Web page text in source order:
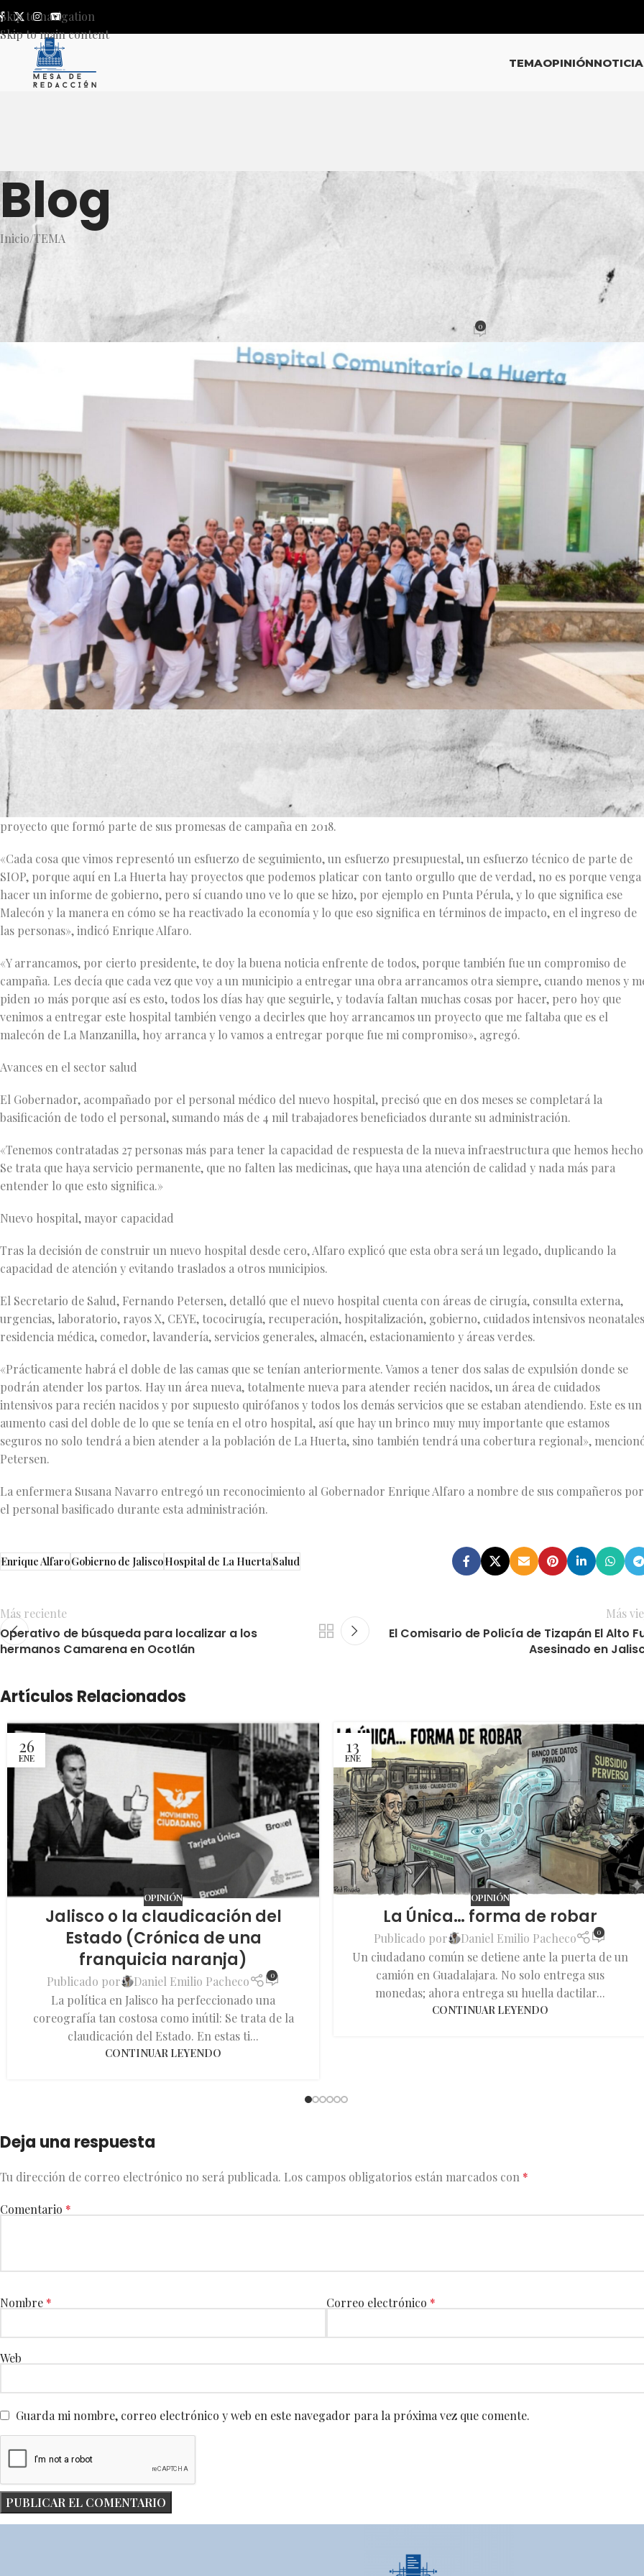
Skip to navigation
Skip to main content
TEMAOPINIÓN
Blog
Inicio TEMA
Nuevo Hospital de La Huerta, orgullo de la administración de
Activado 19 junio, 2024 0
El Gobernador del Estado de Jalisco, Enrique Alfaro Ramírez, inauguró hoy el Hospital de La Huerta, una obra con una
inversión superior a los 150 millones de pesos realizada por la Secretaría de Infraestructura y Obra Pública (SIOP).
Durante el evento, Alfaro ratificó su compromiso de continuar construyendo y entregando obras en la Costa Sur y Norte de
Jalisco en los últimos meses de su gobierno. Además, anunció el inicio de la construcción del malecón de La Manzanilla, un
proyecto que formó parte de sus promesas de campaña en 2018.
«Cada cosa que vimos representó un esfuerzo de seguimiento, un esfuerzo presupuestal, un esfuerzo técnico de parte de
SIOP, porque aquí en La Huerta hay proyectos que podemos platicar con tanto orgullo que de verdad, no es porque venga
hacer un informe de gobierno, pero sí cuando uno ve lo que se hizo, por ejemplo en Punta Pérula, y lo que significa ese
Malecón y la manera en cómo se ha reactivado la economía y lo que eso significa en términos de impacto, en el ingreso de
las personas», indicó Enrique Alfaro.
«Y arrancamos, por cierto presidente, te doy la buena noticia enfrente de todos, porque también fue un compromiso de
campaña. Les decía que cada vez que voy a un municipio a entregar una obra arrancamos otra siempre, cuando menos y
piden 10 más porque así es esto, todos los días hay que seguirle, y todavía faltan muchas cosas por hacer, pero hoy que
venimos a entregar este hospital también vengo a decirles que hoy arrancamos un proyecto que me faltaba que es el
malecón de La Manzanilla, hoy arranca y lo vamos a entregar porque fue mi compromiso», agregó.
Avances en el sector salud
El Gobernador, acompañado por el personal médico del nuevo hospital, precisó que en dos meses se completará la
basificación de todo el personal, sumando más de 4 mil trabajadores beneficiados durante su administración.
«Tenemos contratadas 27 personas más para tener la capacidad de respuesta de la nueva infraestructura que hemos
Se trata que haya servicio permanente, que no falten las medicinas, que haya una atención de calidad y nada más para
entender lo que esto significa.»
Nuevo hospital, mayor capacidad
Tras la decisión de construir un nuevo hospital desde cero, Alfaro explicó que esta obra será un legado, duplicando la
capacidad de atención y evitando traslados a otros municipios.
El Secretario de Salud, Fernando Petersen, detalló que el nuevo hospital cuenta con áreas de cirugía, consulta externa,
urgencias, laboratorio, rayos X, CEYE, tococirugía, recuperación, hospitalización, gobierno, cuidados intensivos
residencia médica, comedor, lavandería, servicios generales, almacén, estacionamiento y áreas verdes.
«Prácticamente habrá el doble de las camas que se tenían anteriormente. Vamos a tener dos salas de expulsión donde se
podrán atender los partos. Hay un área nueva, totalmente nueva para atender recién nacidos, un área de cuidados
intensivos para recién nacidos y por supuesto quirófanos y todos los demás servicios que se estaban atendiendo. Este es un
aumento casi del doble de lo que se tenía en el otro hospital, así que hay un brinco muy muy importante que estamos
seguros no solo tendrá a bien atender a la población de La Huerta, sino también tendrá una cobertura regional»,
Petersen.
La enfermera Susana Navarro entregó un reconocimiento al Gobernador Enrique Alfaro a nombre de sus compañeros por
el personal basificado durante esta administración.
Enrique AlfaroGobierno de JaliscoHospital de La HuertaSalud
Más reciente
Operativo de búsqueda para localizar a los
hermanos Camarena en Ocotlán
Más
El Comisario de Policía de Tizapán El Alto
Asesinado en
Artículos Relacionados
26
ENE
OPINIÓN
Jalisco o la claudicación del
Estado (Crónica de una
franquicia naranja)
Publicado por Daniel Emilio Pacheco 0
La política en Jalisco ha perfeccionado una
coreografía tan costosa como inútil: Se trata de la
claudicación del Estado. En estas ti...
CONTINUAR LEYENDO
13
ENE
OPINIÓN
La Única… forma de robar
Publicado por Daniel Emilio Pacheco 0
Un ciudadano común se detiene ante la puerta de un
camión en Guadalajara. No solo entrega sus
monedas; ahora entrega su huella dactilar...
CONTINUAR LEYENDO
Deja una respuesta
Tu dirección de correo electrónico no será publicada. Los campos obligatorios están marcados con *
Comentario *
Nombre * Correo electrónico *
Web
Guarda mi nombre, correo electrónico y web en este navegador para la próxima vez que comente.